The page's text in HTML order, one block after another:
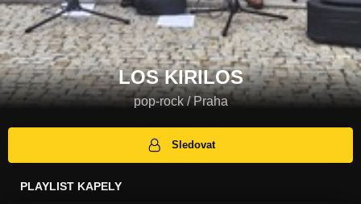
LOS KIRILOS
pop-rock / Praha
Sledovat
PLAYLIST KAPELY